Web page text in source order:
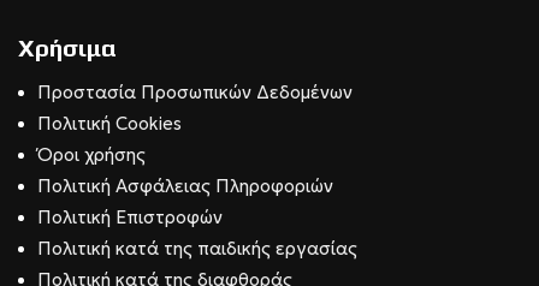
Χρήσιμα
Προστασία Προσωπικών Δεδομένων
Πολιτική Cookies
Όροι χρήσης
Πολιτική Ασφάλειας Πληροφοριών
Πολιτική Επιστροφών
Πολιτική κατά της παιδικής εργασίας
Πολιτική κατά της διαφθοράς